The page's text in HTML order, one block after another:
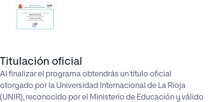
Titulación oficial
Al finalizar el programa obtendrás un título oficial
otorgado por la Universidad Internacional de La Rioja
(UNIR), reconocido por el Ministerio de Educación y válido